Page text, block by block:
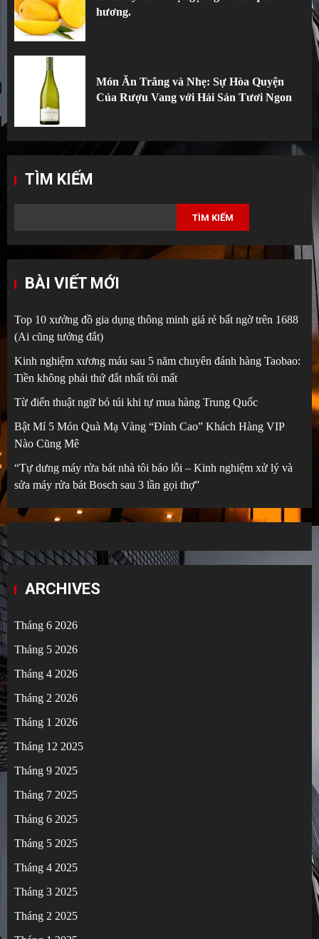
hương.
Món Ăn Trắng và Nhẹ: Sự Hòa Quyện
Của Rượu Vang với Hải Sản Tươi Ngon
TÌM KIẾM
TÌM KIẾM
BÀI VIẾT MỚI
Top 10 xưởng đồ gia dụng thông minh giá rẻ bất ngờ trên 1688
(Ai cũng tưởng đắt)
Kinh nghiệm xương máu sau 5 năm chuyên đánh hàng Taobao:
Tiền không phải thứ đắt nhất tôi mất
Từ điển thuật ngữ bỏ túi khi tự mua hàng Trung Quốc
Bật Mí 5 Món Quà Mạ Vàng “Đỉnh Cao” Khách Hàng VIP
Nào Cũng Mê
“Tự dưng máy rửa bát nhà tôi báo lỗi – Kinh nghiệm xử lý và
sửa máy rửa bát Bosch sau 3 lần gọi thợ”
ARCHIVES
Tháng 6 2026
Tháng 5 2026
Tháng 4 2026
Tháng 2 2026
Tháng 1 2026
Tháng 12 2025
Tháng 9 2025
Tháng 7 2025
Tháng 6 2025
Tháng 5 2025
Tháng 4 2025
Tháng 3 2025
Tháng 2 2025